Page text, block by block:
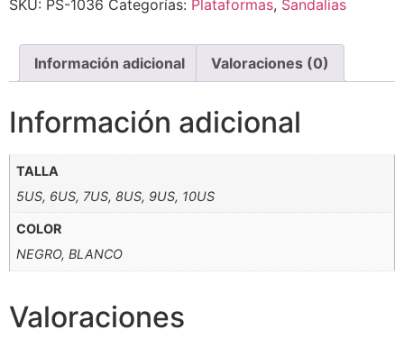
SKU: PS-1036 Categorías: Plataformas, Sandalias
Información adicional Valoraciones (0)
Información adicional
TALLA
5US, 6US, 7US, 8US, 9US, 10US
COLOR
NEGRO, BLANCO
Valoraciones